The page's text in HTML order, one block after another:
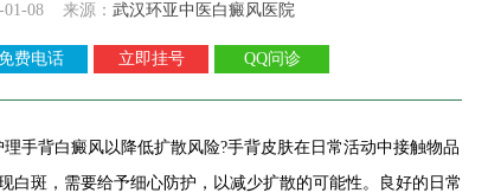
01-08 来源： 武汉环亚中医白癜风医院
费电话 立即挂号 QQ问诊
背白癜风以降低扩散风险?手背皮肤在日常活动中接触物品
白斑，需要给予细心防护，以减少扩散的可能性。良好的日常